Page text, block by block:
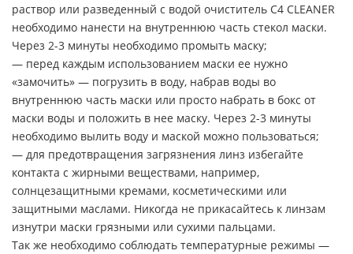
раствор или разведенный с водой очиститель C4 CLEANER
необходимо нанести на внутреннюю часть стекол маски.
Через 2-3 минуты необходимо промыть маску;
— перед каждым использованием маски ее нужно
«замочить» — погрузить в воду, набрав воды во
внутреннюю часть маски или просто набрать в бокс от
маски воды и положить в нее маску. Через 2-3 минуты
необходимо вылить воду и маской можно пользоваться;
— для предотвращения загрязнения линз избегайте
контакта с жирными веществами, например,
солнцезащитными кремами, косметическими или
защитными маслами. Никогда не прикасайтесь к линзам
изнутри маски грязными или сухими пальцами.
Так же необходимо соблюдать температурные режимы —